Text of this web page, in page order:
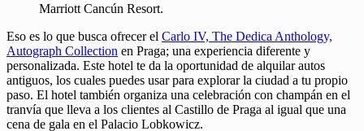
Marriott Cancún Resort.
Eso es lo que busca ofrecer el Carlo IV, The Dedica Anthology,
Autograph Collection en Praga; una experiencia diferente y
personalizada. Este hotel te da la oportunidad de alquilar autos
antiguos, los cuales puedes usar para explorar la ciudad a tu propio
paso. El hotel también organiza una celebración con champán en el
tranvía que lleva a los clientes al Castillo de Praga al igual que una
cena de gala en el Palacio Lobkowicz.